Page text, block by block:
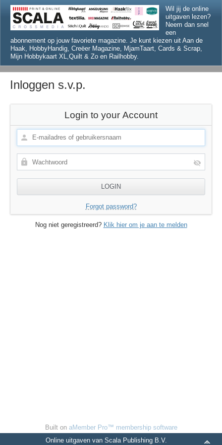
Wil jij de online
uitgaven lezen?
Neem dan snel
een
abonnement op jouw favoriete magazine. Je kunt kiezen uit Aan de
Haak, HobbyHandig, Creëer Magazine, MjamTaart, Cards & Scrap,
Mijn Hobbykaart XL,Quilt & Zo en Railhobby.
Inloggen s.v.p.
Login to your Account
Forgot password?
Nog niet geregistreerd? Klik hier om je aan te melden
Built on aMember Pro™ membership software
Online uitgaven van Scala Publishing B.V.